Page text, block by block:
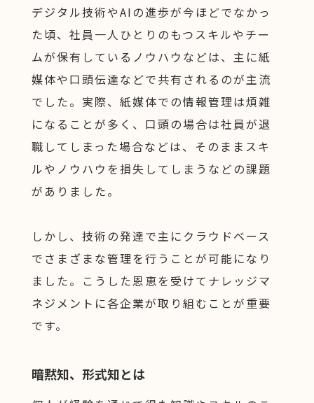
デジタル技術やAIの進歩が今ほどでなかっ
た頃、社員一人ひとりのもつスキルやチー
ムが保有しているノウハウなどは、主に紙
媒体や口頭伝達などで共有されるのが主流
でした。実際、紙媒体での情報管理は煩雑
になることが多く、口頭の場合は社員が退
職してしまった場合などは、そのままスキ
ルやノウハウを損失してしまうなどの課題
がありました。
しかし、技術の発達で主にクラウドベース
でさまざまな管理を行うことが可能になり
ました。こうした恩恵を受けてナレッジマ
ネジメントに各企業が取り組むことが重要
です。
暗黙知、形式知とは